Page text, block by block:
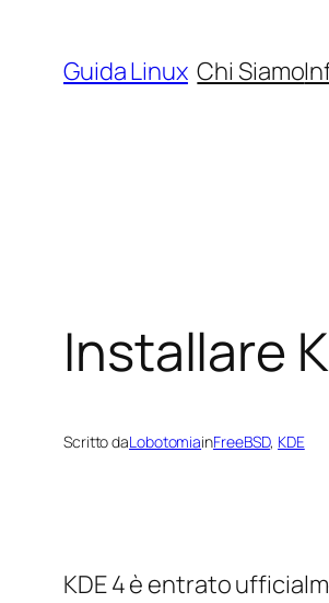
contenuto
Guida Linux Chi Siamo
Installare
Scritto daLobotomiainFreeBSD, KDE
KDE 4 è entrato